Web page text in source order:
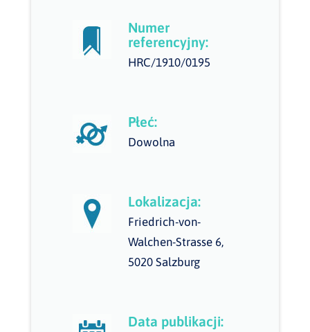
Numer
referencyjny:
HRC/1910/0195
Płeć:
Dowolna
Lokalizacja:
Friedrich-von-
Walchen-Strasse 6,
5020 Salzburg
Data publikacji: